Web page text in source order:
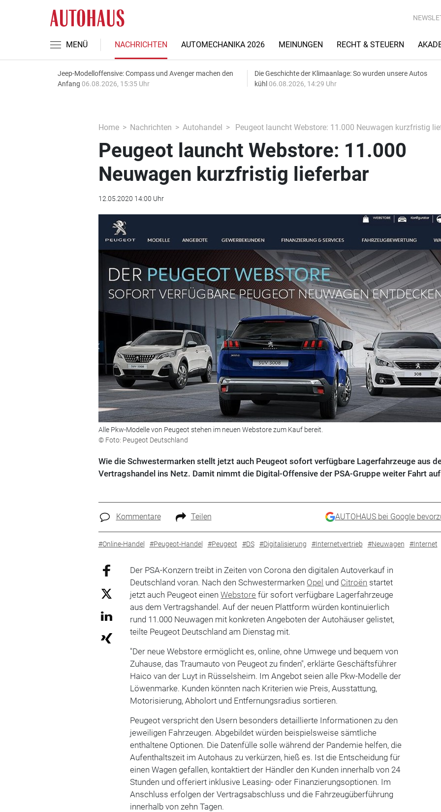
MENÜ NACHRICHTEN AUTOMECHANIKA 2026 MEINUNGEN RECHT & STEUERN
Jeep-Modelloffensive: Compass und Avenger machen den
Anfang 06.08.2026, 15:35 Uhr
Die Geschichte der Klimaanlage: So wurden unsere Autos
kühl 06.08.2026, 14:29 Uhr
Home Nachrichten Autohandel Peugeot launcht Webstore: 11.000 Neuwagen kurzfristig
Peugeot launcht Webstore: 11.000
Neuwagen kurzfristig lieferbar
12.05.2020 14:00 Uhr
Alle Pkw-Modelle von Peugeot stehen im neuen Webstore zum Kauf bereit.
© Foto: Peugeot Deutschland
Wie die Schwestermarken stellt jetzt auch Peugeot sofort verfügbare Lagerfahrzeuge aus
Vertragshandel ins Netz. Damit nimmt die Digital-Offensive der PSA-Gruppe weiter Fahrt
Kommentare Teilen AUTOHAUS bei Google
#Online-Handel #Peugeot-Handel #Peugeot #DS #Digitalisierung #Internetvertrieb #Neuwagen #Internet
Der PSA-Konzern treibt in Zeiten von Corona den digitalen Autoverkauf in
Deutschland voran. Nach den Schwestermarken Opel und Citroën startet
jetzt auch Peugeot einenWebstore für sofort verfügbare Lagerfahrzeuge
aus dem Vertragshandel. Auf der neuen Plattform würden kontinuierlich
rund 11.000 Neuwagen mit konkreten Angeboten der Autohäuser gelistet,
teilte Peugeot Deutschland am Dienstag mit.
"Der neue Webstore ermöglicht es, online, ohne Umwege und bequem von
Zuhause, das Traumauto von Peugeot zu finden", erklärte Geschäftsführer
Haico van der Luyt in Rüsselsheim. Im Angebot seien alle Pkw-Modelle der
Löwenmarke. Kunden könnten nach Kriterien wie Preis, Ausstattung,
Motorisierung, Abholort und Entfernungsradius sortieren.
Peugeot verspricht den Usern besonders detaillierte Informationen zu den
jeweiligen Fahrzeugen. Abgebildet würden beispielsweise sämtliche
enthaltene Optionen. Die Datenfülle solle während der Pandemie helfen, die
Aufenthaltszeit im Autohaus zu verkürzen, hieß es. Ist die Entscheidung für
einen Wagen gefallen, kontaktiert der Händler den Kunden innerhalb von 24
Stunden und offeriert inklusive Leasing- oder Finanzierungsoptionen. Im
Anschluss erfolgen der Vertragsabschluss und die Fahrzeugüberführung
innerhalb von zehn Tagen.